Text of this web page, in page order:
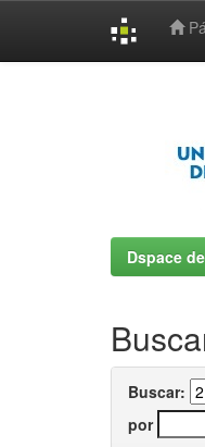
Dspace
Buscar:
por